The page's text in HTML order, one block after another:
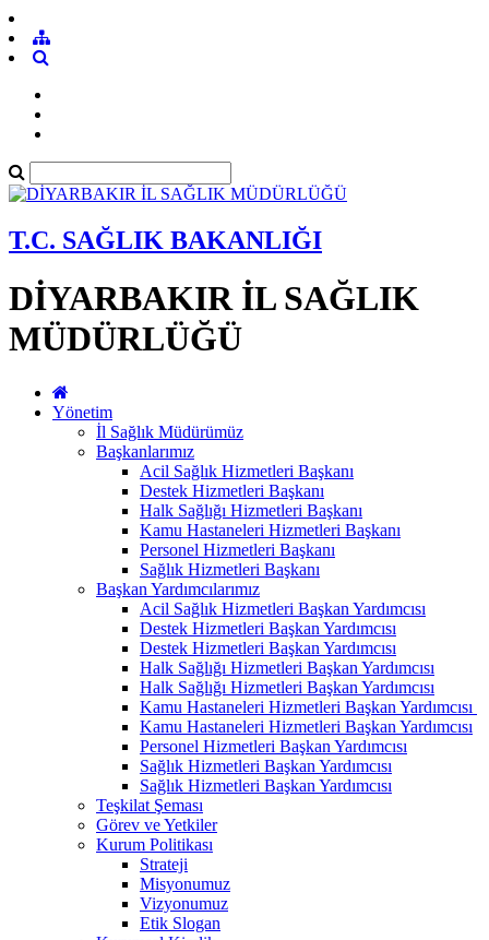
T.C. SAĞLIK BAKANLIĞI
DİYARBAKIR İL SAĞLIK
MÜDÜRLÜĞÜ
Yönetim
İl Sağlık Müdürümüz
Başkanlarımız
Acil Sağlık Hizmetleri Başkanı
Destek Hizmetleri Başkanı
Halk Sağlığı Hizmetleri Başkanı
Kamu Hastaneleri Hizmetleri Başkanı
Personel Hizmetleri Başkanı
Sağlık Hizmetleri Başkanı
Başkan Yardımcılarımız
Acil Sağlık Hizmetleri Başkan Yardımcısı
Destek Hizmetleri Başkan Yardımcısı
Destek Hizmetleri Başkan Yardımcısı
Halk Sağlığı Hizmetleri Başkan Yardımcısı
Halk Sağlığı Hizmetleri Başkan Yardımcısı
Kamu Hastaneleri Hizmetleri Başkan Yardımcısı ​
Kamu Hastaneleri Hizmetleri Başkan Yardımcısı
Personel Hizmetleri Başkan Yardımcısı
Sağlık Hizmetleri Başkan Yardımcısı
Sağlık Hizmetleri Başkan Yardımcısı
Teşkilat Şeması
Görev ve Yetkiler
Kurum Politikası
Strateji
Misyonumuz
Vizyonumuz
Etik Slogan